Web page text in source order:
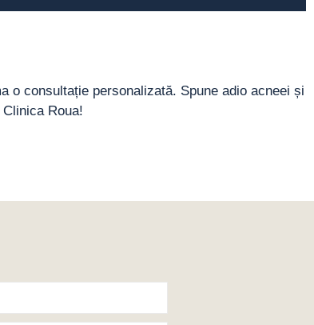
o consultație personalizată. Spune adio acneei și
Roua!